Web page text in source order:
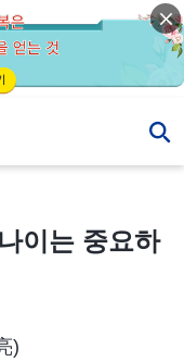
이는 중요하
)